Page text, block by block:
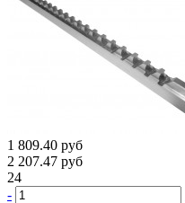
1 809.40 руб
2 207.47 руб
24
-